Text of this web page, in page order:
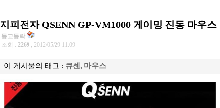
지피전자 QSENN GP-VM1000 게이밍 진동 마우스
동고동락
조회 : 2269 , 2012/05/29 11:09
이 게시물의 태그 : 큐센 , 마우스